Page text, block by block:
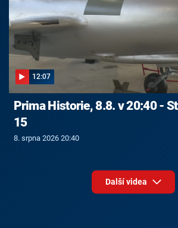
12:07
Prima Historie, 8.8. v 20:40 -
15
8. srpna 2026 20:40
Další videa